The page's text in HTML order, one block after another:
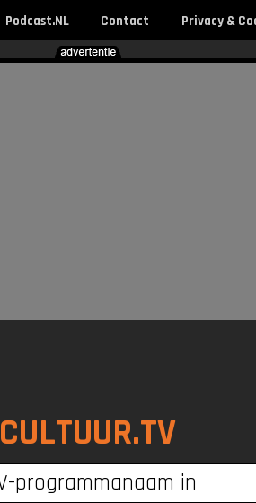
Podcast.NL Contact Privacy &
CULTUUR.TV